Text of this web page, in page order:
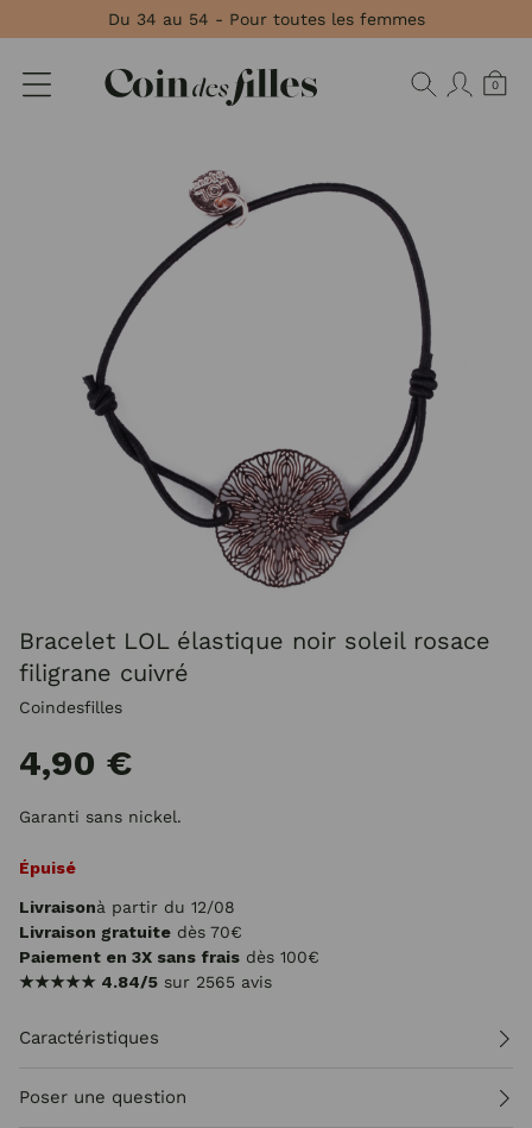
Du 34 au 54 - Pour toutes les femmes
0
Bracelet LOL élastique noir soleil rosace
filigrane cuivré
Coindesfilles
4,90 €
Garanti sans nickel.
Épuisé
Livraisonà partir du 12/08
Livraison gratuite dès 70€
Paiement en 3X sans frais dès 100€
★★★★★ 4.84/5 sur 2565 avis
Caractéristiques
Poser une question
Panneau de gestion des cookies